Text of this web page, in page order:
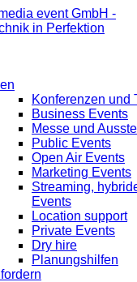
Konferenzen und
Business Events
Messe und
Public Events
Open Air Events
Marketing Events
Streaming,
Events
Location support
Private Events
Dry hire
Planungshilfen